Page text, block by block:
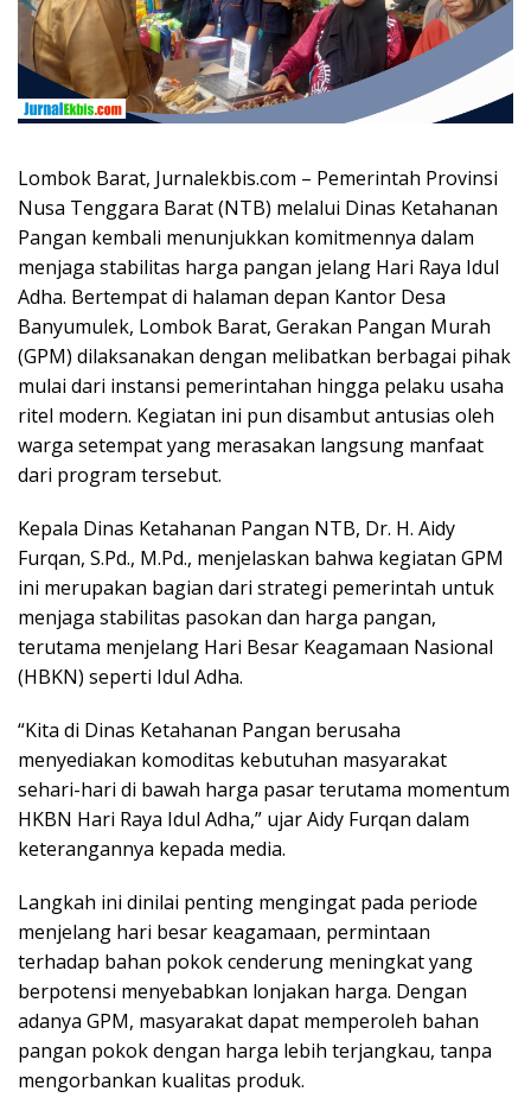
Lombok Barat, Jurnalekbis.com – Pemerintah Provinsi
Nusa Tenggara Barat (NTB) melalui Dinas Ketahanan
Pangan kembali menunjukkan komitmennya dalam
menjaga stabilitas harga pangan jelang Hari Raya Idul
Adha. Bertempat di halaman depan Kantor Desa
Banyumulek, Lombok Barat, Gerakan Pangan Murah
(GPM) dilaksanakan dengan melibatkan berbagai pihak
mulai dari instansi pemerintahan hingga pelaku usaha
ritel modern. Kegiatan ini pun disambut antusias oleh
warga setempat yang merasakan langsung manfaat
dari program tersebut.
Kepala Dinas Ketahanan Pangan NTB, Dr. H. Aidy
Furqan, S.Pd., M.Pd., menjelaskan bahwa kegiatan GPM
ini merupakan bagian dari strategi pemerintah untuk
menjaga stabilitas pasokan dan harga pangan,
terutama menjelang Hari Besar Keagamaan Nasional
(HBKN) seperti Idul Adha.
“Kita di Dinas Ketahanan Pangan berusaha
menyediakan komoditas kebutuhan masyarakat
sehari-hari di bawah harga pasar terutama momentum
HKBN Hari Raya Idul Adha,” ujar Aidy Furqan dalam
keterangannya kepada media.
Langkah ini dinilai penting mengingat pada periode
menjelang hari besar keagamaan, permintaan
terhadap bahan pokok cenderung meningkat yang
berpotensi menyebabkan lonjakan harga. Dengan
adanya GPM, masyarakat dapat memperoleh bahan
pangan pokok dengan harga lebih terjangkau, tanpa
mengorbankan kualitas produk.